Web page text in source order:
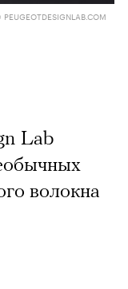
Lab
волокна